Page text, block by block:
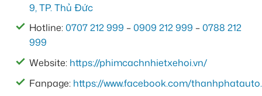
9, TP. Thủ Đức
Hotline:0707 212 999 –0909 212 999 –0788 212
999
Website: https://phimcachnhietxehoi.vn/
Fanpage: https://www.facebook.com/